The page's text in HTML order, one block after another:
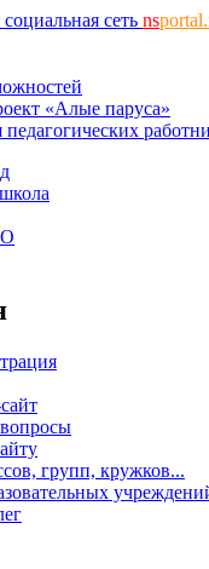
сеть ns
«Алые паруса»
педагогических
групп, кружков...